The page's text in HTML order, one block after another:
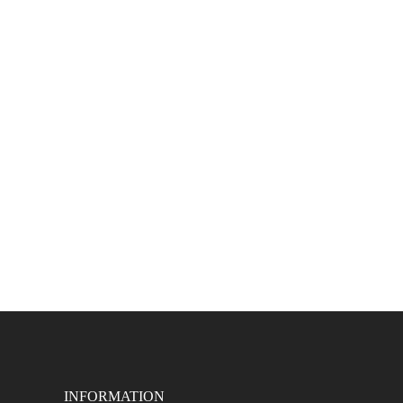
INFORMATION